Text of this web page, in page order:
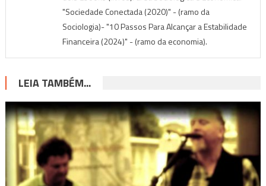
"Sociedade Conectada (2020)" - (ramo da
Sociologia)- "10 Passos Para Alcançar a Estabilidade
Financeira (2024)" - (ramo da economia).
LEIA TAMBÉM...